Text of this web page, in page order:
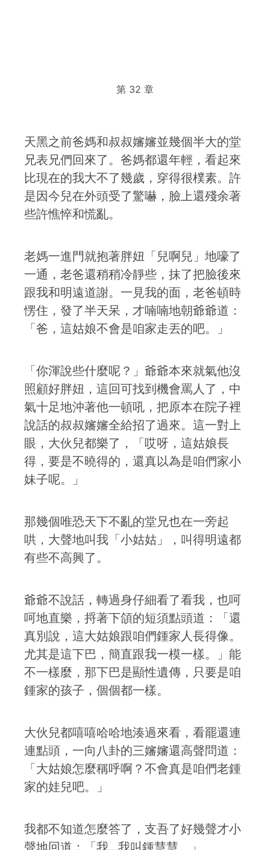
第 32 章
天黑之前爸媽和叔叔嬸嬸並幾個半大的堂
兄表兄們回來了。爸媽都還年輕，看起來
比現在的我大不了幾歲，穿得很樸素。許
是因今兒在外頭受了驚嚇，臉上還殘余著
些許憔悴和慌亂。
老媽一進門就抱著胖妞「兒啊兒」地嚎了
一通，老爸還稍稍冷靜些，抹了把臉後來
跟我和明遠道謝。一見我的面，老爸頓時
愣住，發了半天呆，才喃喃地朝爺爺道：
「爸，這姑娘不會是咱家走丟的吧。」
「你渾說些什麼呢？」爺爺本來就氣他沒
照顧好胖妞，這回可找到機會罵人了，中
氣十足地沖著他一頓吼，把原本在院子裡
說話的叔叔嬸嬸全給招了過來。這一對上
眼，大伙兒都樂了，「哎呀，這姑娘長
得，要是不曉得的，還真以為是咱們家小
妹子呢。」
那幾個唯恐天下不亂的堂兄也在一旁起
哄，大聲地叫我「小姑姑」，叫得明遠都
有些不高興了。
爺爺不說話，轉過身仔細看了看我，也呵
呵地直樂，捋著下頜的短須點頭道：「還
真別說，這大姑娘跟咱們鍾家人長得像。
尤其是這下巴，簡直跟我一模一樣。」能
不一樣麼，那下巴是顯性遺傳，只要是咱
鍾家的孩子，個個都一樣。
大伙兒都嘻嘻哈哈地湊過來看，看罷還連
連點頭，一向八卦的三嬸嬸還高聲問道：
「大姑娘怎麼稱呼啊？不會真是咱們老鍾
家的娃兒吧。」
我都不知道怎麼答了，支吾了好幾聲才小
聲地回道：「我…我叫鍾慧慧。」